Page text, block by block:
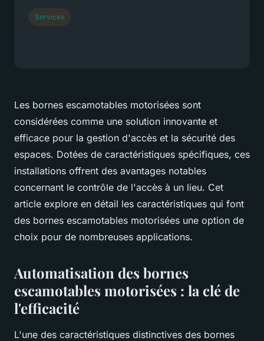
Les bornes escamotables motorisées sont
considérées comme une solution innovante et
efficace pour la gestion d'accès et la sécurité des
espaces. Dotées de caractéristiques spécifiques, ces
installations offrent des avantages notables
concernant le contrôle de l'accès à un lieu. Cet
article explore en détail les caractéristiques qui font
des bornes escamotables motorisées une option de
choix pour de nombreuses applications.
Automatisation des bornes
escamotables motorisées : la clé de
l'efficacité
L'une des caractéristiques distinctives des bornes
Services